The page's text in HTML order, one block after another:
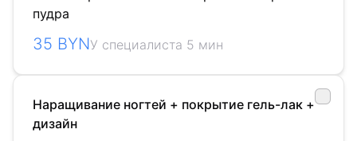
пудра
35 BYNУ специалиста 5 мин
Наращивание ногтей + покрытие гель-лак +
дизайн